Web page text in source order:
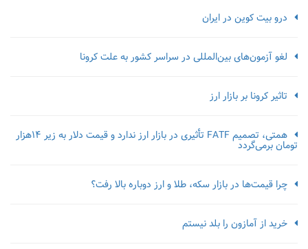
درو بیت کوین در ایران
لغو آزمون‌‌های بین‌المللی در سراسر کشور به علت کرونا
تاثیر کرونا بر بازار ارز
همتی، تصمیم FATF تأثیری در بازار ارز ندارد و قیمت دلار به زیر ۱۴هزار
تومان برمی‌گردد
چرا قیمت‌ها در بازار سکه، طلا و ارز دوباره بالا رفت؟
خرید از آمازون را بلد نیستم